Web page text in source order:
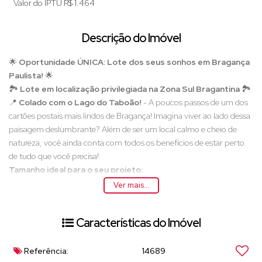
Valor do IPTU R$1.464
Descrição do Imóvel
🌟 Oportunidade ÚNICA: Lote dos seus sonhos em Bragança
Paulista! 🌟
🏞️ Lote em localização privilegiada na Zona Sul Bragantina 🏞️
📍 Colado com o Lago do Taboão! - A poucos passos de um dos
cartões postais mais lindos de Bragança! Imagina viver ao lado dessa
paisagem deslumbrante? Além de ser um local calmo e cheio de
natureza, você ainda conta com todos os benefícios de estar perto
de tudo que você precisa!
Tamanho ideal para o seu projeto:
465,98 m² de área total– Amplo espaço para realizar seu
Proporcionando flexibilidade no seu projeto arquitetônico!
oferece diversas vantagens:
Ver mais...
Características do Imóvel
Referência:
14689